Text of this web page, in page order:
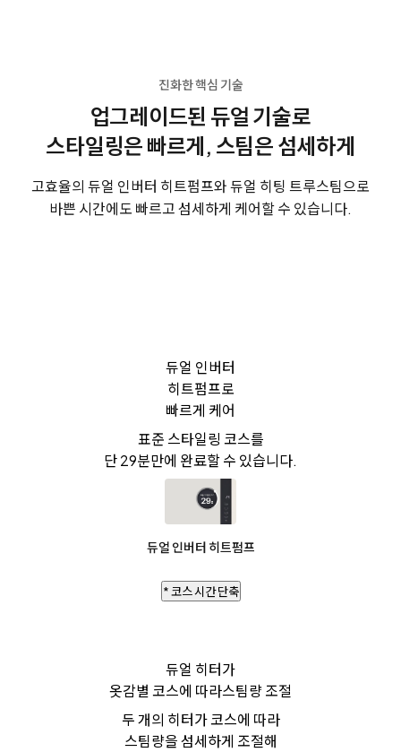
진화한 핵심 기술
업그레이드된 듀얼 기술로
스타일링은 빠르게, 스팀은 섬세하게
고효율의 듀얼 인버터 히트펌프와 듀얼 히팅 트루스팀으로
바쁜 시간에도 빠르고 섬세하게 케어할 수 있습니다.
듀얼 인버터
히트펌프로
빠르게 케어
표준 스타일링 코스를
단 29분만에 완료할 수 있습니다.
듀얼 인버터 히트펌프
* 코스 시간 단축
듀얼 히터가
옷감별 코스에 따라스팀량 조절
두 개의 히터가 코스에 따라
스팀량을 섬세하게 조절해